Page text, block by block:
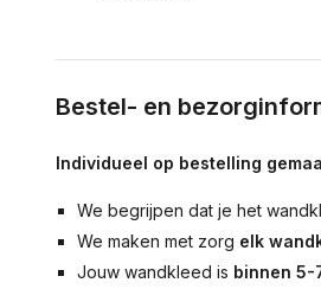
Bestel- en
Individueel op bestelling
We begrijpen dat je het
We maken met zorg elk
Jouw wandkleed is binnen 5-